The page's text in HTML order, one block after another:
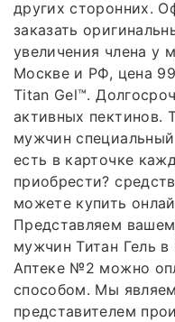
других сторонних.
заказать
увеличения члена у
Москве и РФ, цена
Titan Gel™.
активных пектинов.
мужчин
есть в карточке
приобрести?
можете купить
Представляем
мужчин Титан Гель
Аптеке №2 можно
способом. Мы
представителем